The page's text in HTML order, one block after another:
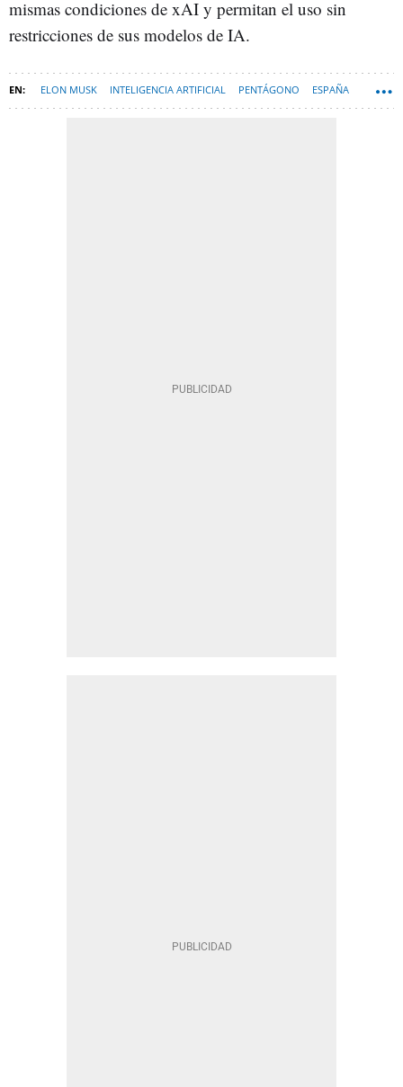
mismas condiciones de xAI y permitan el uso sin
restricciones de sus modelos de IA.
ELON MUSK INTELIGENCIA ARTIFICIAL PENTÁGONO ESPAÑA